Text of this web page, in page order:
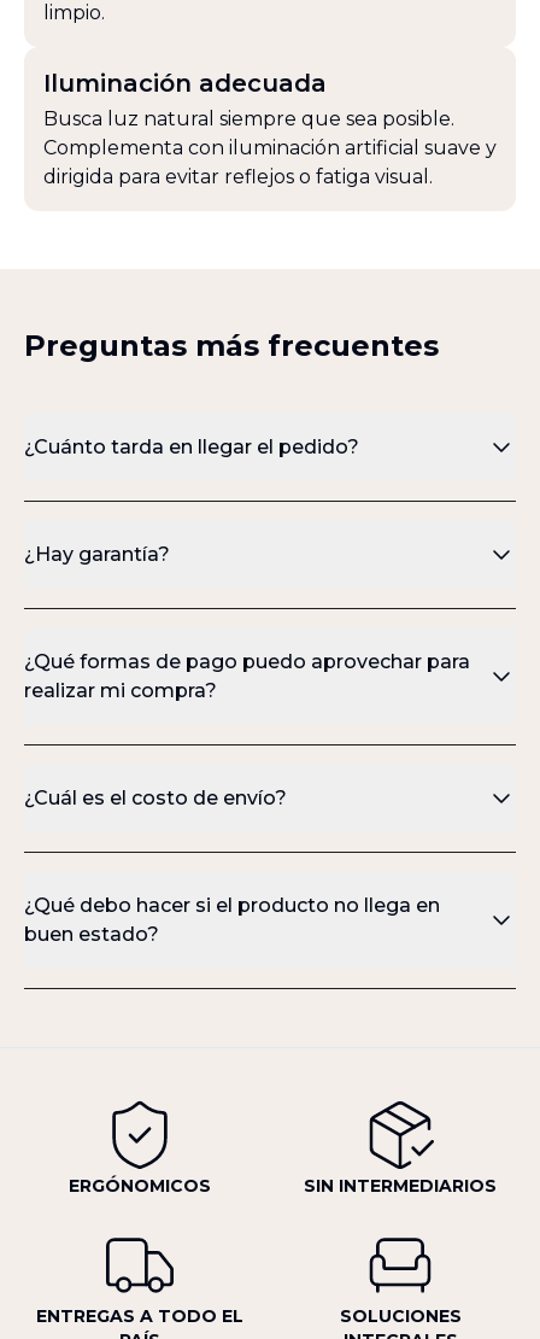
limpio.
Iluminación adecuada
Busca luz natural siempre que sea posible.
Complementa con iluminación artificial suave y
dirigida para evitar reflejos o fatiga visual.
Preguntas más frecuentes
¿Cuánto tarda en llegar el pedido?
¿Hay garantía?
¿Qué formas de pago puedo aprovechar para
realizar mi compra?
¿Cuál es el costo de envío?
¿Qué debo hacer si el producto no llega en
buen estado?
ERGÓNOMICOS SIN INTERMEDIARIOS
ENTREGAS A TODO EL
SOLUCIONES